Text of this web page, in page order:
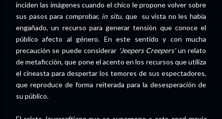
inciden las imágenes cuando el chico le propone volver sobre
sus pasos para comprobar, in situ,que su vista no les había
engañado, un recurso para generar tensión que conoce el
público afecto al género. En este sentido y con mucha
precaución se puede considerar 'Jeepers Creepers'un relato
de metaficción, que pone el acento en los recursos que utiliza
el cineasta para despertar los temores de sus espectadores,
que reproduce de forma reiterada para la desesperación de
su público.